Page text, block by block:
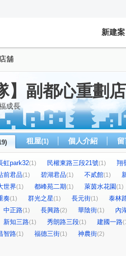
新建案
舖
】副都心重劃店
成長
租屋(1) 個人介紹
虹park32(1) 民權東路三段21號(1)
翔
前君品(1) 碧湖君品(1) 不貳館(1)
世界(1) 都峰苑二期(1) 萊茵水花園(1)
奏(1) 群光之星(1) 長元街(1)
泰林
中正路(1) 長興路(2) 華陰街(1)
內
新知三路(1) 秀朗路三段(1) 建國一路
智路(1) 福德三街(1) 神農街(2)